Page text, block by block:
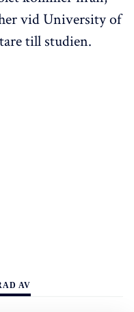
vid University of
till studien.
AV